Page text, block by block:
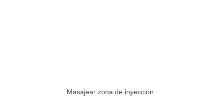
Masajear zona de inyección